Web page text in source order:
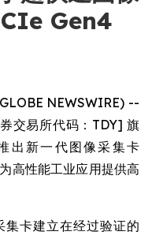
Gen4
NEWSWIRE) --
交易所代码：TDY] 旗
出新一代图像采集卡
高性能工业应用提供高
卡建立在经过验证的